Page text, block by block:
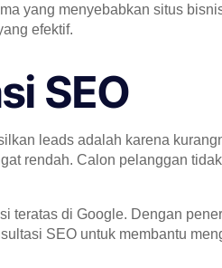
yang menyebabkan situs
efektif.
SEO
leads adalah karena
rendah. Calon pelanggan
teratas di Google. Dengan
SEO untuk membantu